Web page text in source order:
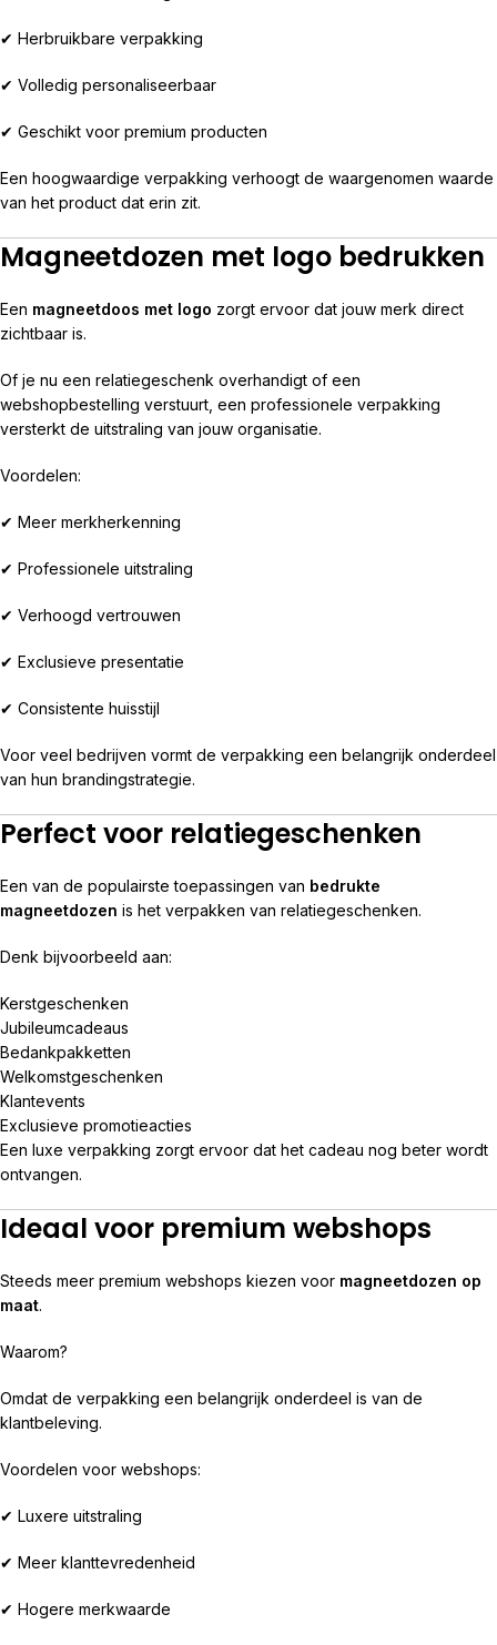
✔ Herbruikbare verpakking
✔ Volledig personaliseerbaar
✔ Geschikt voor premium producten
Een hoogwaardige verpakking verhoogt de waargenomen waarde
van het product dat erin zit.
Magneetdozen met logo bedrukken
Een magneetdoos met logo zorgt ervoor dat jouw merk direct
zichtbaar is.
Of je nu een relatiegeschenk overhandigt of een
webshopbestelling verstuurt, een professionele verpakking
versterkt de uitstraling van jouw organisatie.
Voordelen:
✔ Meer merkherkenning
✔ Professionele uitstraling
✔ Verhoogd vertrouwen
✔ Exclusieve presentatie
✔ Consistente huisstijl
Voor veel bedrijven vormt de verpakking een belangrijk onderdeel
van hun brandingstrategie.
Perfect voor relatiegeschenken
Een van de populairste toepassingen van bedrukte
magneetdozen is het verpakken van relatiegeschenken.
Denk bijvoorbeeld aan:
Kerstgeschenken
Jubileumcadeaus
Bedankpakketten
Welkomstgeschenken
Klantevents
Exclusieve promotieacties
Een luxe verpakking zorgt ervoor dat het cadeau nog beter wordt
ontvangen.
Ideaal voor premium webshops
Steeds meer premium webshops kiezen voor magneetdozen op
maat.
Waarom?
Omdat de verpakking een belangrijk onderdeel is van de
klantbeleving.
Voordelen voor webshops:
✔ Luxere uitstraling
✔ Meer klanttevredenheid
✔ Hogere merkwaarde